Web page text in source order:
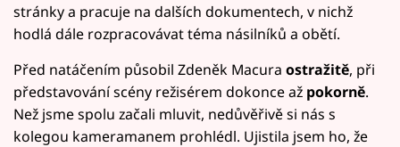
stránky a pracuje na dalších dokumentech, v nichž
hodlá dále rozpracovávat téma násilníků a obětí.
Před natáčením působil Zdeněk Macura ostražitě, při
představování scény režisérem dokonce až pokorně.
Než jsme spolu začali mluvit, nedůvěřivě si nás s
kolegou kameramanem prohlédl. Ujistila jsem ho, že